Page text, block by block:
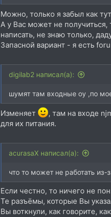
Можно, только я забыл как
А у Вас может не
написать, не знаю только,
Запасной вариант - я есть
digilab2 написал(а):
шумят там входные оу ,по
Изменяет
, там на входе
для их питания.
acurasaX написал(а):
что то может не работать
Если честно, то ничего не
Те разъёмы, которые Вы
Вы воткнули, как говорите,